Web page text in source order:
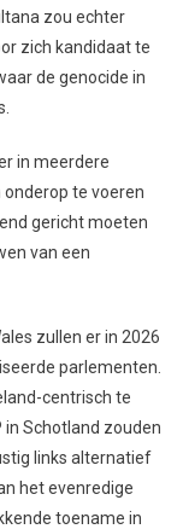
zou echter
zich kandidaat te
de genocide in
in meerdere
te voeren
gericht moeten
van een
zullen er in 2026
parlementen.
centrisch te
in Schotland zouden
links alternatief
het evenredige
toename in